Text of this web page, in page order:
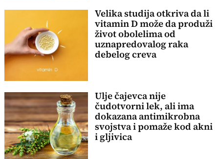
Velika studija otkriva da li
vitamin D može da produži
život obolelima od
uznapredovalog raka
debelog creva
Ulje čajevca nije
čudotvorni lek, ali ima
dokazana antimikrobna
svojstva i pomaže kod akni
i gljivica